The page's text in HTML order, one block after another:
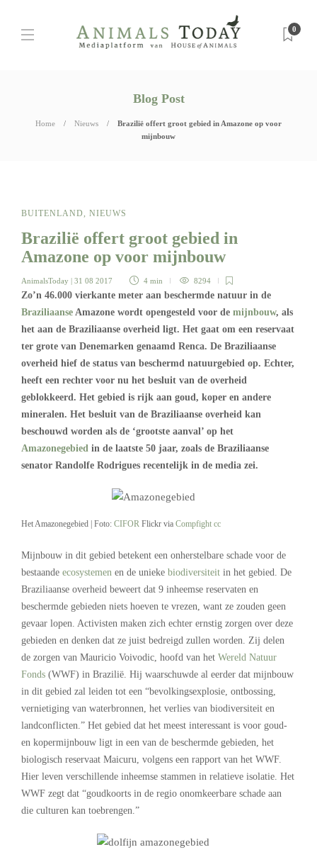
0
Blog Post
Home Nieuws
Brazilië offert groot gebied in Amazone op voor
mijnbouw
BUITENLAND, NIEUWS
Brazilië offert groot gebied in
Amazone op voor mijnbouw
AnimalsToday | 31 08 2017 4 min 8294
Zo’n 46.000 vierkante meter aan beschermde natuur in de
Braziliaanse Amazone wordt opengesteld voor de mijnbouw, als
het aan de Braziliaanse overheid ligt. Het gaat om een reservaat
ter grote van Denemarken genaamd Renca. De Braziliaanse
overheid hief de status van beschermd natuurgebied op. Echter,
heeft een rechter voor nu het besluit van de overheid
geblokkeerd. Het gebied is rijk aan goud, koper en andere
mineralen. Het besluit van de Braziliaanse overheid kan
beschouwd worden als de ‘grootste aanval’ op het
Amazonegebied in de laatste 50 jaar, zoals de Braziliaanse
senator Randolfe Rodrigues recentelijk in de media zei.
Het Amazonegebied | Foto: CIFOR Flickr via Compfight cc
Mijnbouw in dit gebied betekent een onherstelbare schade voor de
bestaande ecosystemen en de unieke biodiversiteit in het gebied. De
Braziliaanse overheid beweert dat 9 inheemse reservaten en
beschermde gebieden niets hoeven te vrezen, want ze zouden geen
gevaar lopen. Activisten maken zich echter ernstig zorgen over deze
gebieden en denken dat ze juist bedreigd zullen worden. Zij delen
de zorgen van Mauricio Voivodic, hoofd van het Wereld Natuur
Fonds (WWF) in Brazilië. Hij waarschuwde al eerder dat mijnbouw
in dit gebied zal leiden tot een “bevolkingsexplosie, ontbossing,
vernietiging van waterbronnen, het verlies van biodiversiteit en
landconflicten.” Het gebied dat het meest interessant is voor goud-
en kopermijnbouw ligt in een van de beschermde gebieden, het
biologisch reservaat Maicuru, volgens een rapport van het WWF.
Hier leven verschillende inheemse stammen in relatieve isolatie. Het
WWF zegt dat “goudkoorts in de regio onomkeerbare schade aan
die culturen kan toebrengen.”